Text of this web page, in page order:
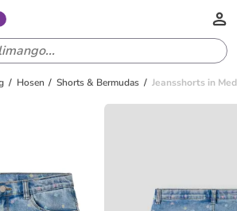
Hosen Shorts & Bermudas Jeansshorts in